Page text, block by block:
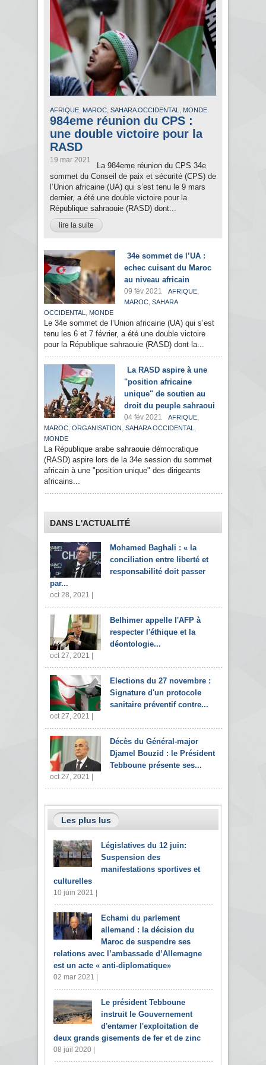
AFRIQUE, MAROC, SAHARA OCCIDENTAL , MONDE
984eme réunion du CPS :
une double victoire pour la
RASD
19 mar 2021
La 984eme réunion du CPS 34e
sommet du Conseil de paix et sécurité (CPS) de
l’Union africaine (UA) qui s’est tenu le 9 mars
dernier, a été une double victoire pour la
République sahraouie (RASD) dont...
lire la suite
34e sommet de l’UA :
echec cuisant du Maroc
au niveau africain
09 fév 2021 AFRIQUE,
MAROC, SAHARA
OCCIDENTAL , MONDE
Le 34e sommet de l’Union africaine (UA) qui s’est
tenu les 6 et 7 février, a été une double victoire
pour la République sahraouie (RASD) dont la...
La RASD aspire à une
"position africaine
unique" de soutien au
droit du peuple sahraoui
04 fév 2021 AFRIQUE,
MAROC, ORGANISATION , SAHARA OCCIDENTAL ,
MONDE
La République arabe sahraouie démocratique
(RASD) aspire lors de la 34e session du sommet
africain à une "position unique" des dirigeants
africains...
DANS L'ACTUALITÉ
Mohamed Baghali : « la
conciliation entre liberté et
responsabilité doit passer
par...
oct 28, 2021 |
Belhimer appelle l'AFP à
respecter l'éthique et la
déontologie...
oct 27, 2021 |
Elections du 27 novembre :
Signature d'un protocole
sanitaire préventif contre...
oct 27, 2021 |
Décès du Général-major
Djamel Bouzid : le Président
Tebboune présente ses...
oct 27, 2021 |
Les plus lus
Législatives du 12 juin:
Suspension des
manifestations sportives et
culturelles
10 juin 2021 |
Echami du parlement
allemand : la décision du
Maroc de suspendre ses
relations avec l’ambassade d’Allemagne
est un acte « anti-diplomatique»
02 mar 2021 |
Le président Tebboune
instruit le Gouvernement
d'entamer l'exploitation de
deux grands gisements de fer et de zinc
08 juil 2020 |